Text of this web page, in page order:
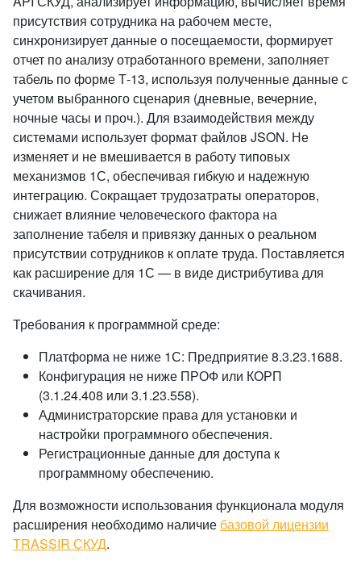
присутствия сотрудника на рабочем месте,
синхронизирует данные о посещаемости, формирует
отчет по анализу отработанного времени, заполняет
табель по форме Т-13, используя полученные данные с
учетом выбранного сценария (дневные, вечерние,
ночные часы и проч.). Для взаимодействия между
системами использует формат файлов JSON. Не
изменяет и не вмешивается в работу типовых
механизмов 1С, обеспечивая гибкую и надежную
интеграцию. Сокращает трудозатраты операторов,
снижает влияние человеческого фактора на
заполнение табеля и привязку данных о реальном
присутствии сотрудников к оплате труда. Поставляется
как расширение для 1С — в виде дистрибутива для
скачивания.
Требования к программной среде:
Платформа не ниже 1С: Предприятие 8.3.23.1688.
Конфигурация не ниже ПРОФ или КОРП
(3.1.24.408 или 3.1.23.558).
Администраторские права для установки и
настройки программного обеспечения.
Регистрационные данные для доступа к
программному обеспечению.
Для возможности использования функционала модуля
расширения необходимо наличие базовой лицензии
TRASSIR СКУД.